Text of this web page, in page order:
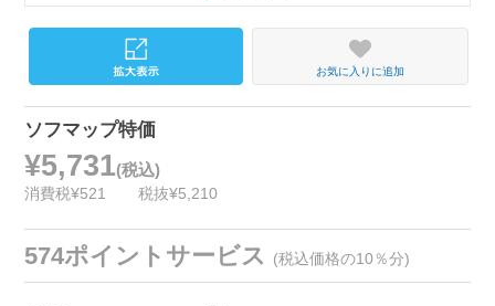
お気に入りに追加
ソフマップ特価
¥5,731(税込)
消費税¥521 税抜¥5,210
574ポイントサービス (税込価格の10％分)